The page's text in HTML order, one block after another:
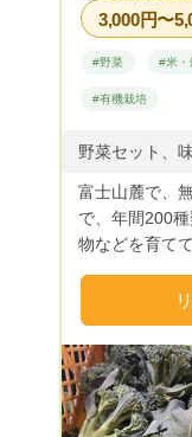
3,000円〜
#野菜 #米・
#有機栽培
野菜セット、
富士山麓で、
で、年間200
物などを育て
の野菜といわれます。 そ
持っている個
のため、自家
無肥料、自家
環した自給可
います。 自家製のお米、大豆からお味